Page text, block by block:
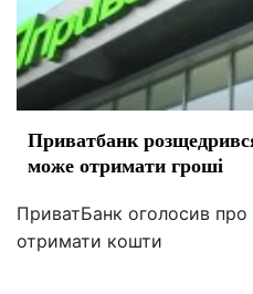
Приватбанк
може отримати гроші
ПриватБанк оголосив
отримати кошти